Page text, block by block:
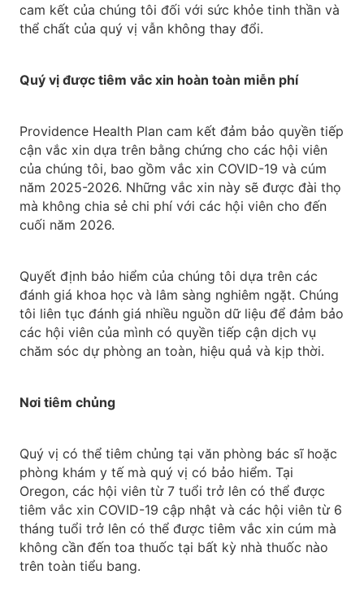
cam kết của chúng tôi đối với sức khỏe tinh thần và
thể chất của quý vị vẫn không thay đổi.
Quý vị được tiêm vắc xin hoàn toàn miễn phí
Providence Health Plan cam kết đảm bảo quyền tiếp
cận vắc xin dựa trên bằng chứng cho các hội viên
của chúng tôi, bao gồm vắc xin COVID-19 và cúm
năm 2025-2026. Những vắc xin này sẽ được đài thọ
mà không chia sẻ chi phí với các hội viên cho đến
cuối năm 2026.
Quyết định bảo hiểm của chúng tôi dựa trên các
đánh giá khoa học và lâm sàng nghiêm ngặt. Chúng
tôi liên tục đánh giá nhiều nguồn dữ liệu để đảm bảo
các hội viên của mình có quyền tiếp cận dịch vụ
chăm sóc dự phòng an toàn, hiệu quả và kịp thời.
Nơi tiêm chủng
Quý vị có thể tiêm chủng tại văn phòng bác sĩ hoặc
phòng khám y tế mà quý vị có bảo hiểm. Tại
Oregon, các hội viên từ 7 tuổi trở lên có thể được
tiêm vắc xin COVID-19 cập nhật và các hội viên từ 6
tháng tuổi trở lên có thể được tiêm vắc xin cúm mà
không cần đến toa thuốc tại bất kỳ nhà thuốc nào
trên toàn tiểu bang.